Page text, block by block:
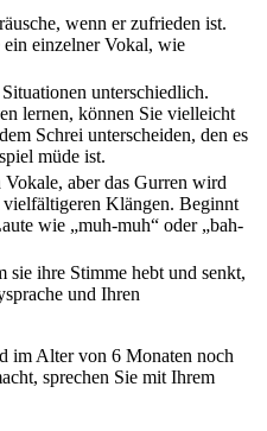
wenn er zufrieden ist.
einzelner Vokal, wie
unterschiedlich.
lernen, können Sie vielleicht
Schrei unterscheiden, den es
müde ist.
aber das Gurren wird
Klängen. Beginnt
wie „muh-muh“ oder „bah-
ihre Stimme hebt und senkt,
und Ihren
im Alter von 6 Monaten noch
sprechen Sie mit Ihrem